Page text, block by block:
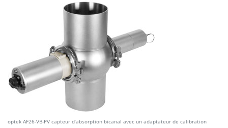
optek AF26-VB-PV capteur d’absorption bicanal avec un adaptateur de calibration